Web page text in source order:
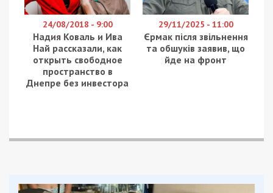
24/08/2018 - 9:00
Надия Коваль и Ива
Най рассказали, как
открыть свободное
пространство в
Днепре без инвестора
29/11/2025 - 11:00
Єрмак після звільнення
та обшуків заявив, що
йде на фронт